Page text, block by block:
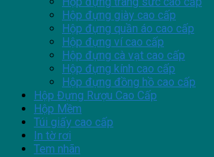
Hộp đựng giày cao cấp
Hộp đựng quần áo cao cấp
Hộp đựng ví cao cấp
Hộp đựng cà vạt cao cấp
Hộp đựng kính cao cấp
Hộp đựng đồng hồ cao cấp
Hộp Đựng Rượu Cao Cấp
Hộp Mềm
Túi giấy cao cấp
In tờ rơi
Tem nhãn